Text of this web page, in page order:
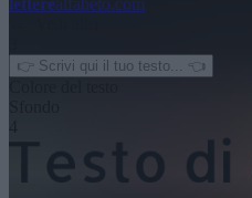
letterealfabeto.com